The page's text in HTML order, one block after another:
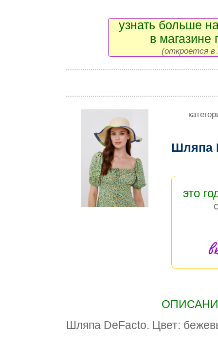
узнать больше
в магазине
(откроется в
Шляпа
это
Шляпа DeFacto. Цвет: